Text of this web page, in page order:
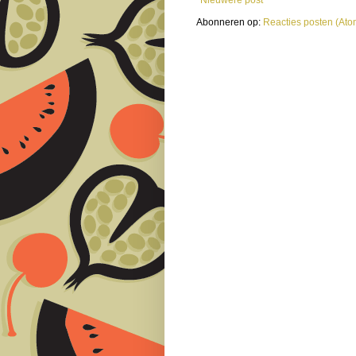
Abonneren op: Reacties posten